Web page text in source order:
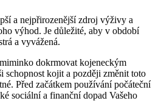
a nejpřirozenější zdroj výživy a
výhod. Je důležité, aby v období
a vyvážená.
dokrmovat kojeneckým
schopnost kojit a později změnit toto
Před začátkem používání počáteční
sociální a finanční dopad Vašeho